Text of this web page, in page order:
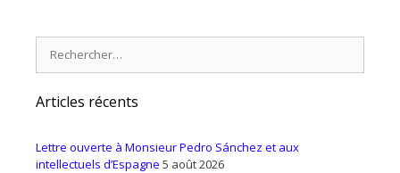
Articles récents
Lettre ouverte à Monsieur Pedro Sánchez et aux
intellectuels d’Espagne 5 août 2026